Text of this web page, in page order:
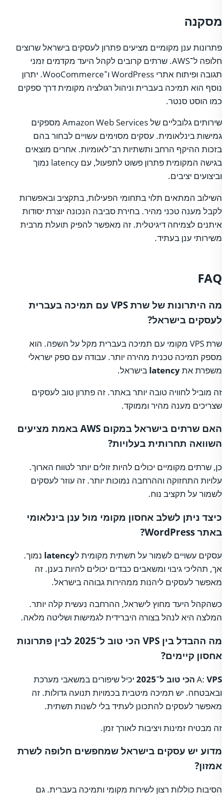
מסקנה
פתרונות ענן מקומיים מציעים פתרון לעסקים בישראל שרוצים
חלופה ל־AWS. שרתים קרובים לקהל היעד מקדמים זמני
תגובה ופיתוח אתרי WordPress ו־WooCommerce. יתרון
נוסף הוא תמיכה בעברית וניהול רגולציה מקומית דרך ספקים
כמו הוסט סנטר.
שירותים גלובליים של Amazon Web Services מספקים
גמישות בינלאומית. עסקים מסוימים עשויים לבחור בהם
בזכות ההיקף הרחב ותשתיות רב־לאומיות. אחרים מוצאים
בגישה המקומית פתרון פשוט לתפעול, עם latency נמוך
וביצועים יציבים.
השילוב המתאים תלוי בתחומי הפעילות, בתקציב ובאפשרות
לקבל מענה טכני מהיר. בחירת סביבה הנכונה יוצרת יסודות
איתנים לצמיחה דיגיטלית. זה מאפשר להפיק תועלת מרבית
משירותי ענן בעתיד.
FAQ
מה היתרונות של שרת VPS עם תמיכה בעברית
לעסקים בישראל?
שרת VPS מקומי עם תמיכה בעברית מקל על השפה. הוא
מספק תמיכה טכנית מהירה יותר. עבודה עם ספק ישראלי
משפרת אתlatency בישראל.
זה מוביל לחוויה טובה יותר באתר. זה פתרון טוב לעסקים
שצריכים מענה מהיר וממוקד.
האם שרתים בישראל במקום AWS באמת מציעים
השוואה תחרותית בעלויות?
כן, שרתים מקומיים יכולים להיות זולים יותר לטווח הארוך.
עלויות התחזוקה וההרחבה נמוכות יותר. זה עוזר לעסקים
לשמור על תקציב נוח.
כיצד ניתן לשלב אחסון מקומי מול ענן בינלאומי
באתר WordPress?
עסקים עשויים לשמור על תשתית מקומית לlatency נמוך.
אך, תהליכי גיבוי ומשאבים כבדים יכולים להיות בענן. זה
מאפשר לעסקים ליהנות ממהירות גבוהה בישראל.
כשהקהל היעד מחוץ לישראל, ההרחבה נעשית קלה יותר.
המלצה היא לנהל בצורה היברידית לגמישות ושליטה מלאה.
מה ההבדל בין VPS הכי טוב ל־2025 לבין פתרונות
אחסון קיימים?
A: VPS הכי טוב ל־2025
יכיל שיפורים במשאבי מערכת
ובאבטחה. יש תמיכה מיטבית בכמויות תנועה גדולות. זה
מאפשר לעסקים להתכונן לעתיד בלי לשנות תשתית.
זה מבטיח זמינות ויציבות לאורך זמן.
מדוע יש עסקים בישראל שמחפשים חלופה לשרת
אמזון?
הסיבות כוללות רצון לשירות מקומי ותמיכה בעברית. גם